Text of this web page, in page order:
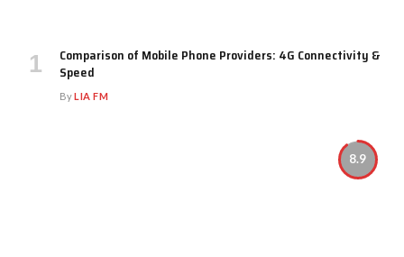
Comparison of Mobile Phone Providers: 4G Connectivity &
Speed
ByLIA FM
8.9